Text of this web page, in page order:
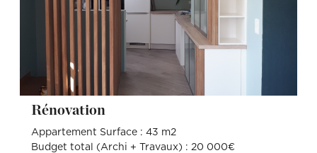
Rénovation
Appartement Surface : 43 m2
Budget total (Archi + Travaux) : 20 000€